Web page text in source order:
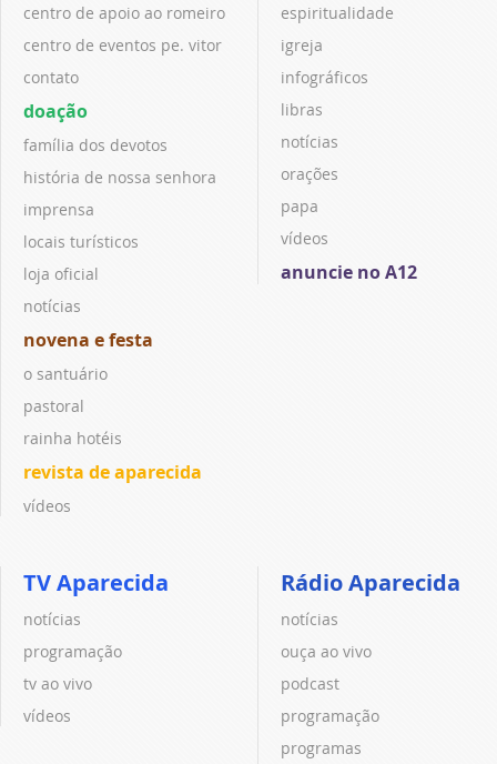
centro de apoio ao romeiro
centro de eventos pe. vitor
contato
doação
família dos devotos
história de nossa senhora
imprensa
locais turísticos
loja oficial
notícias
novena e festa
o santuário
pastoral
rainha hotéis
revista de aparecida
vídeos
espiritualidade
igreja
infográficos
libras
notícias
orações
papa
vídeos
anuncie no A12
TV Aparecida
notícias
programação
tv ao vivo
vídeos
Rádio Aparecida
notícias
ouça ao vivo
podcast
programação
programas